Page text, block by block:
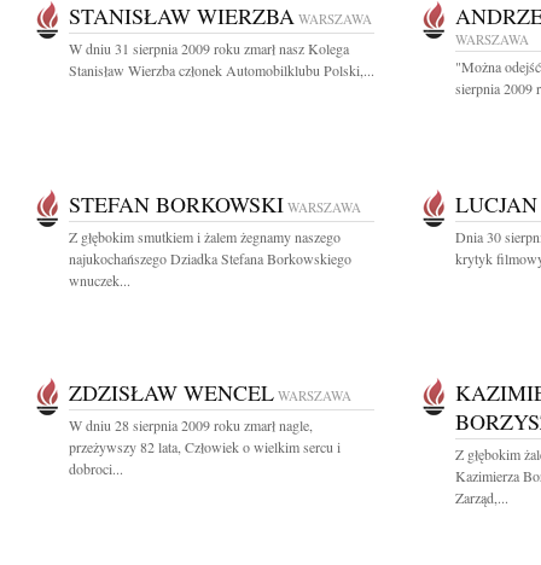
STANISŁAW WIERZBA WARSZAWA
W dniu 31 sierpnia 2009 roku zmarł nasz Kolega
Stanisław Wierzba członek Automobilklubu Polski,...
WARSZAWA
"Można
sierpnia 2009
STEFAN BORKOWSKI WARSZAWA
Z głębokim smutkiem i żalem żegnamy naszego
najukochańszego Dziadka Stefana Borkowskiego
wnuczek...
Dnia 30
krytyk
ZDZISŁAW WENCEL WARSZAWA
W dniu 28 sierpnia 2009 roku zmarł nagle,
przeżywszy 82 lata, Człowiek o wielkim sercu i
dobroci...
Z głębokim
Kazimierza
Zarząd,...